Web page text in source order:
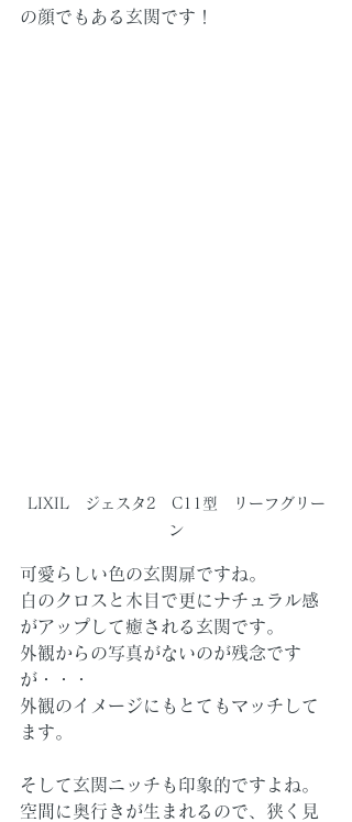
の顔でもある玄関です！
LIXIL　ジェスタ2　C11型　リーフグリー
ン
可愛らしい色の玄関扉ですね。
白のクロスと木目で更にナチュラル感
がアップして癒される玄関です。
外観からの写真がないのが残念です
が・・・
外観のイメージにもとてもマッチして
ます。
そして玄関ニッチも印象的ですよね。
空間に奥行きが生まれるので、狭く見